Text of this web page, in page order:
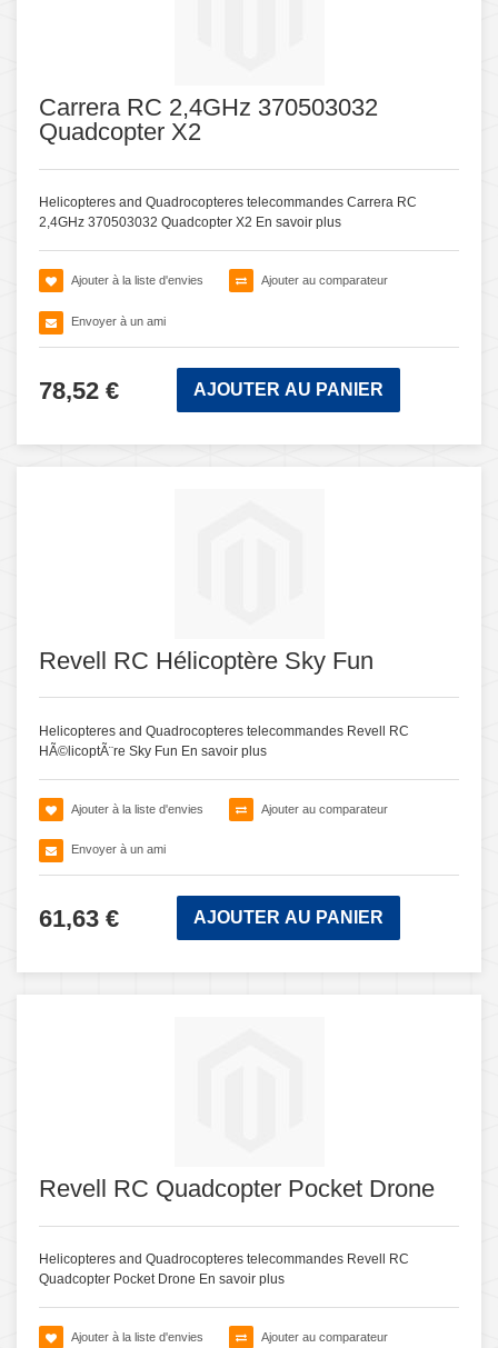
Carrera RC 2,4GHz 370503032
Quadcopter X2
Helicopteres and Quadrocopteres telecommandes Carrera RC
2,4GHz 370503032 Quadcopter X2 En savoir plus
Ajouter à la liste d'envies Ajouter au comparateur
Envoyer à un ami
78,52 € AJOUTER AU PANIER
Revell RC Hélicoptère Sky Fun
Helicopteres and Quadrocopteres telecommandes Revell RC
HÃ©licoptÃ¨re Sky Fun En savoir plus
Ajouter à la liste d'envies Ajouter au comparateur
Envoyer à un ami
61,63 € AJOUTER AU PANIER
Revell RC Quadcopter Pocket Drone
Helicopteres and Quadrocopteres telecommandes Revell RC
Quadcopter Pocket Drone En savoir plus
Ajouter à la liste d'envies Ajouter au comparateur